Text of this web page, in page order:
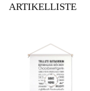
ARTIKELLISTE